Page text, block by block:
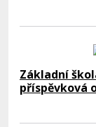
Základní
příspěvková